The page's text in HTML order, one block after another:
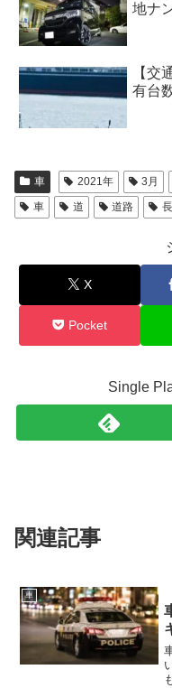
地ナ
【交
有台
車 2021年 3月
車
道 道路
X
Pocket
Single
関連記事
車